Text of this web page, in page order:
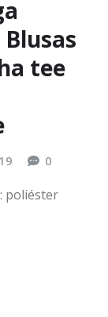
tee
0
poliéster